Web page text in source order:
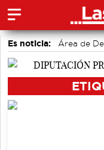
Es noticia: Área de
Auditorio de Cuenca